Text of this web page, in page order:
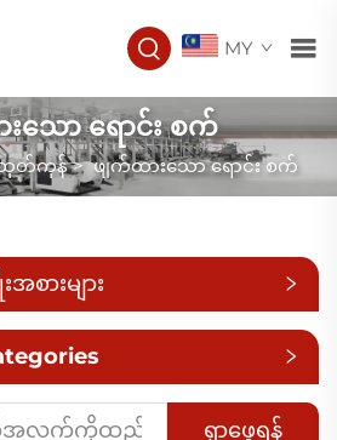
MY
သော ရောင်း စက်
တ်ကုန်>ဖျက်ထားသော ရောင်း စက်
စားများ
ရှာဖွေရန်